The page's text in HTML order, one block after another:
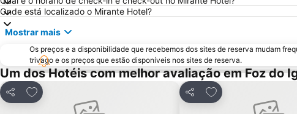
Onde está localizado o Mirante Hotel?
Mostrar mais
Os preços e a disponibilidade que recebemos dos sites de reserva mudam
trivago e os preços que estão disponíveis nos sites de reserva.
Um dos Hotéis com melhor avaliação em Foz do
Partilhar
Adicionar aos favoritos
Partilhar
Adicionar aos